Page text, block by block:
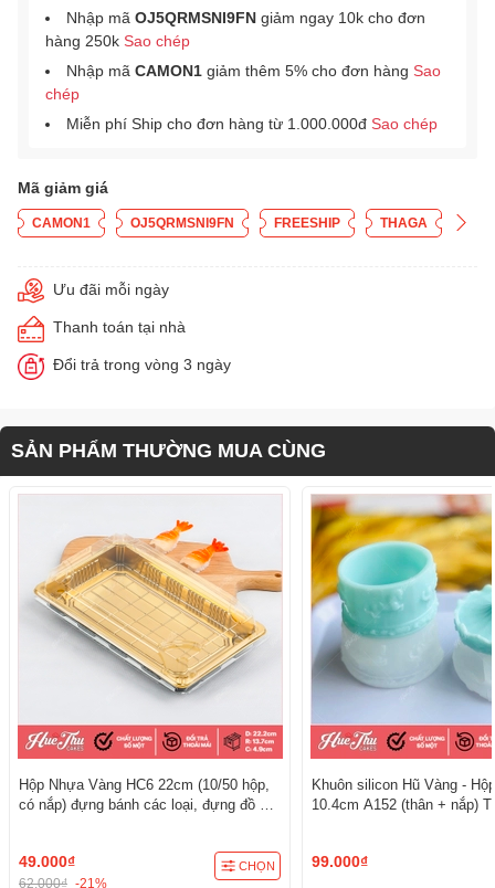
Nhập mã OJ5QRMSNI9FN giảm ngay 10k cho đơn
hàng 250k Sao chép
Nhập mã CAMON1 giảm thêm 5% cho đơn hàng Sao
chép
Miễn phí Ship cho đơn hàng từ 1.000.000đ Sao chép
Mã giảm giá
CAMON1 OJ5QRMSNI9FN FREESHIP THAGA
Ưu đãi mỗi ngày
Thanh toán tại nhà
Đổi trả trong vòng 3 ngày
SẢN PHẨM THƯỜNG MUA CÙNG
Hộp Nhựa Vàng HC6 22cm (10/50 hộp,
có nắp) đựng bánh các loại, đựng đồ ăn
49.000₫
62.000₫ -21%
CHỌN
Khuôn silicon Hũ Vàng -
10.4cm A152 (thân + nắp)
99.000₫